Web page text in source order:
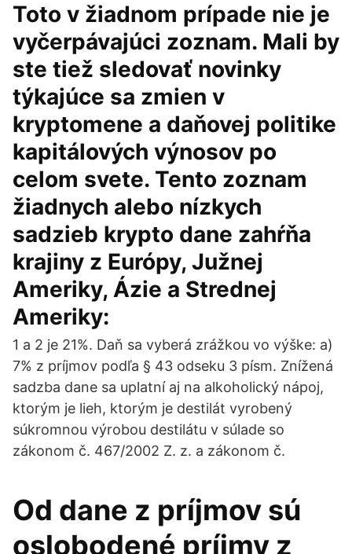
Toto v žiadnom prípade nie je
vyčerpávajúci zoznam. Mali by
ste tiež sledovať novinky
týkajúce sa zmien v
kryptomene a daňovej politike
kapitálových výnosov po
celom svete. Tento zoznam
žiadnych alebo nízkych
sadzieb krypto dane zahŕňa
krajiny z Európy, Južnej
Ameriky, Ázie a Strednej
Ameriky:
1 a 2 je 21%. Daň sa vyberá zrážkou vo výške: a)
7% z príjmov podľa § 43 odseku 3 písm. Znížená
sadzba dane sa uplatní aj na alkoholický nápoj,
ktorým je lieh, ktorým je destilát vyrobený
súkromnou výrobou destilátu v súlade so
zákonom č. 467/2002 Z. z. a zákonom č.
Od dane z príjmov sú
oslobodené príjmy z